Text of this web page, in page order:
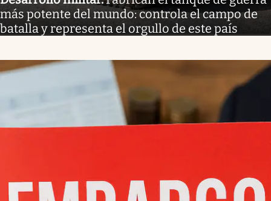
más potente del mundo: controla el campo de
batalla y representa el orgullo de este país